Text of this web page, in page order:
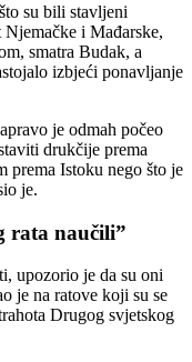
su bili stavljeni
i Mađarske,
smatra Budak, a
izbjeći ponavljanje
je odmah počeo
drukčije prema
prema Istoku nego što je
je.
rata naučili”
upozorio je da su oni
je na ratove koji su se
Drugog svjetskog